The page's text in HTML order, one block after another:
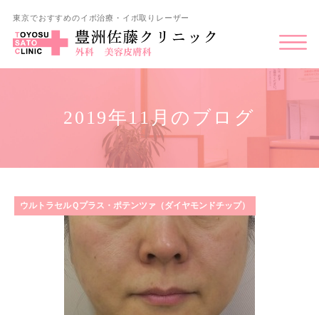
東京でおすすめのイボ治療・イボ取りレーザー
2019年11月のブログ
ウルトラセルＱプラス・ポテンツァ（ダイヤモンドチップ）